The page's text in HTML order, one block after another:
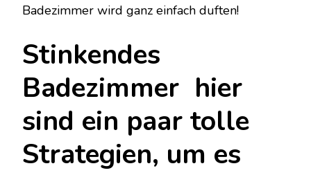
ES
Badezimmer wird ganz einfach duften!
Stinkendes
Badezimmer hier
sind ein paar tolle
Strategien, um es